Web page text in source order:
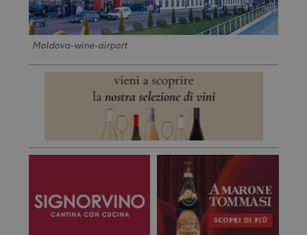
Moldova-wine-airport